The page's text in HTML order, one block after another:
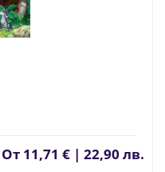
От 11,71 € | 22,90 лв.